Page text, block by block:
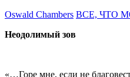
Oswald Chambers ВСЕ, ЧТО
Неодолимый зов
«…Горе мне, если не